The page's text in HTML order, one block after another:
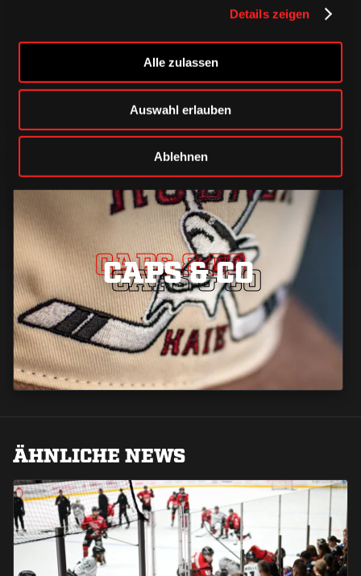
Details zeigen
Alle zulassen
Auswahl erlauben
Ablehnen
TRIKOTS
CAPS & CO
CAPS & CO
CAPS & CO
ÄHNLICHE NEWS